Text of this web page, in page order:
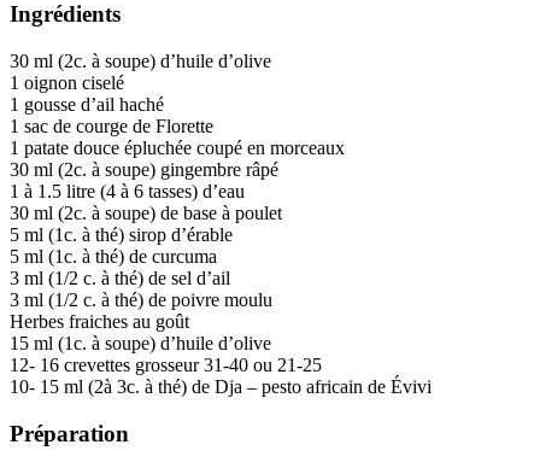
Ingrédients
30 ml (2c. à soupe) d’huile d’olive
1 oignon ciselé
1 gousse d’ail haché
1 sac de courge de Florette
1 patate douce épluchée coupé en morceaux
30 ml (2c. à soupe) gingembre râpé
1 à 1.5 litre (4 à 6 tasses) d’eau
30 ml (2c. à soupe) de base à poulet
5 ml (1c. à thé) sirop d’érable
5 ml (1c. à thé) de curcuma
3 ml (1/2 c. à thé) de sel d’ail
3 ml (1/2 c. à thé) de poivre moulu
Herbes fraiches au goût
15 ml (1c. à soupe) d’huile d’olive
12- 16 crevettes grosseur 31-40 ou 21-25
10- 15 ml (2à 3c. à thé) de Dja – pesto africain de Évivi
Préparation